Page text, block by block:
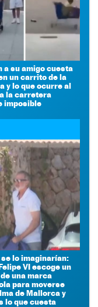
a su amigo cuesta
un carrito de la
y lo que ocurre al
la carretera
imposible
lo imaginarían:
VI escoge un
una marca
para moverse
de Mallorca y
lo que cuesta